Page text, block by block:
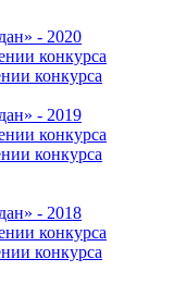
- 2020
конкурса
конкурса
- 2019
конкурса
конкурса
- 2018
конкурса
конкурса